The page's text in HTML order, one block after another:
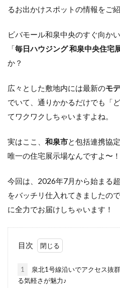
るお出かけスポットの情報をご
ビバモール和泉中央のすぐ向か
「毎日ハウジング 和泉中央住宅
か？
広々とした敷地内には最新のモ
でいて、通りかかるだけでも「
てワクワクしちゃいますよね。
実はここ、 和泉市と包括連携協
唯一の住宅展示場なんですよ〜！
今回は、2026年7月から始まる
をバッチリ仕入れてきましたの
に全力でお届けしちゃいます！
目次
1
泉北1号線沿いでアクセス抜
る気軽さが魅力♪